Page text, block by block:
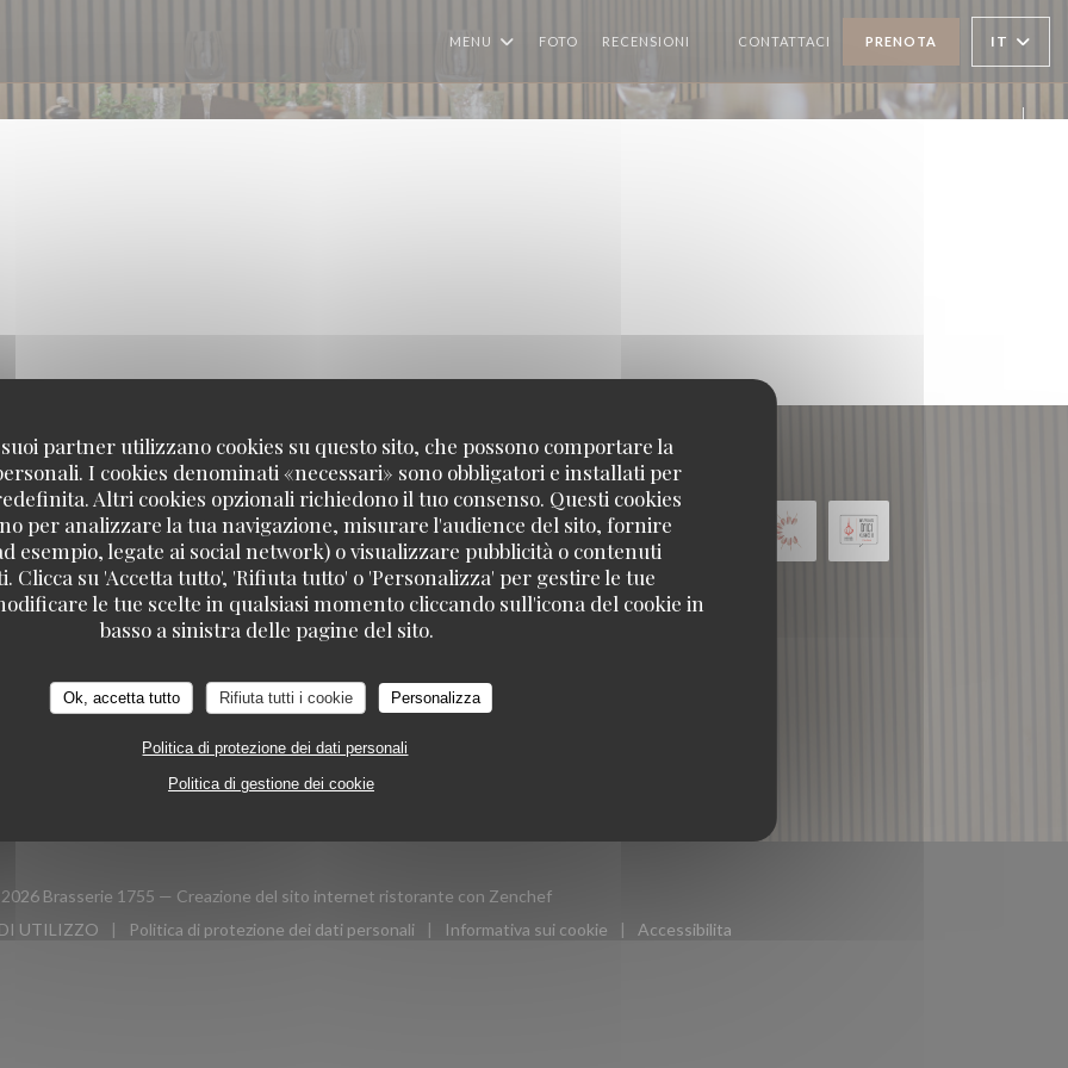
partner utilizzano cookies su questo sito, che possono comportare la
I cookies denominati «necessari» sono obbligatori e installati per
Altri cookies opzionali richiedono il tuo consenso. Questi cookies
per analizzare la tua navigazione, misurare l'audience del sito, fornire
esempio, legate ai social network) o visualizzare pubblicità o contenuti
Clicca su 'Accetta tutto', 'Rifiuta tutto' o 'Personalizza' per gestire le tue
le tue scelte in qualsiasi momento cliccando sull'icona del cookie in
basso a sinistra delle pagine del sito.
Ok, accetta tutto Rifiuta tutti i cookie Personalizza
Politica di protezione dei dati personali
Politica di gestione dei cookie
MENU FOTO RECENSIONI CONTATTACI PRENOTA IT
NEWSLETTER
PRENOTAZIONE
PRENOTA
Brasserie 1755 — Creazione del sito internet ristorante con Zenchef((apre una nuova finestra))
UTILIZZO
((apre una nuova finestra))
Politica di protezione dei dati personali
((apre una nuova finestra))
Informativa sui cookie
((apre una nuova finestra))
Accessibilita